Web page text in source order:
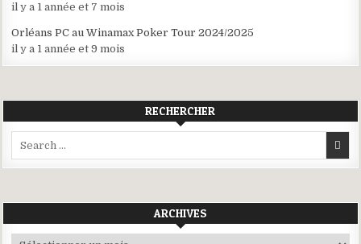
il y a 1 année et 7 mois
Orléans PC au Winamax Poker Tour 2024/2025
il y a 1 année et 9 mois
RECHERCHER
ARCHIVES
Archives